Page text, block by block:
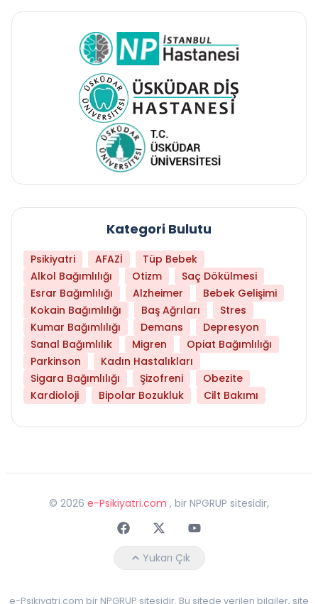
Kategori Bulutu
Psikiyatri AFAZİ
Tüp Bebek
Alkol Bağımlılığı
Otizm
Saç Dökülmesi
Esrar Bağımlılığı
Alzheimer
Bebek Gelişimi
Kokain Bağımlılığı
Baş Ağrıları
Stres
Kumar Bağımlılığı
Demans
Depresyon
Sanal Bağımlılık
Migren
Opiat Bağımlılığı
Parkinson
Kadın Hastalıkları
Sigara Bağımlılığı
Şizofreni
Obezite
Kardioloji
Bipolar Bozukluk Cilt Bakımı
© 2026 e-Psikiyatri.com , bir NPGRUP sitesidir,
FaceebokTwitterYoutube
Yukarı Çık
e-Psikiyatri.com bir NPGRUP sitesidir. Bu sitede verilen bilgiler, site